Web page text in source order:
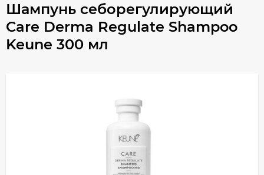
Шампунь себорегулирующий
Care Derma Regulate Shampoo
Keune 300 мл